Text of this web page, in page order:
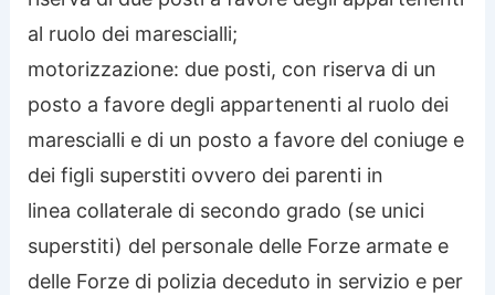
al ruolo dei marescialli;
motorizzazione: due posti, con riserva di un
posto a favore degli appartenenti al ruolo dei
marescialli e di un posto a favore del coniuge e
dei figli superstiti ovvero dei parenti in
linea collaterale di secondo grado (se unici
superstiti) del personale delle Forze armate e
delle Forze di polizia deceduto in servizio e per